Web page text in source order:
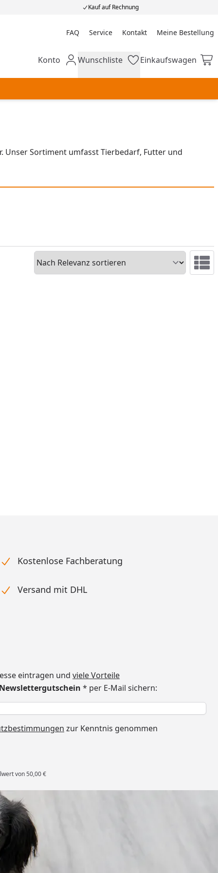
Kauf auf Rechnung
FAQ Service Kontakt Meine Bestellung
Meine Bestellung
Mein Konto
Konto Wunschliste
Wunschliste Einkaufswagen
Einkaufswagen
Unser Sortiment umfasst Tierbedarf, Futter und
Sortieren
Kostenlose Fachberatung
Versand mit DHL
eintragen und viele Vorteile
* per E-Mail sichern:
zur Kenntnis genommen
von 50,00 €